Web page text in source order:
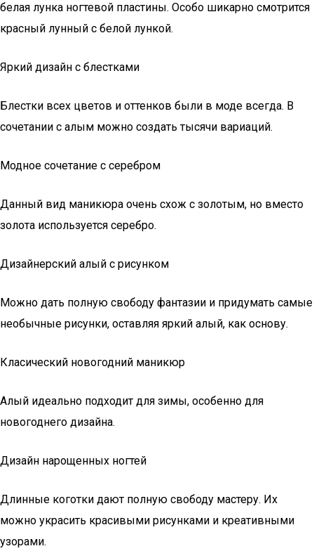
белая лунка ногтевой пластины. Особо шикарно смотрится
красный лунный с белой лункой.
Яркий дизайн с блестками
Блестки всех цветов и оттенков были в моде всегда. В
сочетании с алым можно создать тысячи вариаций.
Модное сочетание с серебром
Данный вид маникюра очень схож с золотым, но вместо
золота используется серебро.
Дизайнерский алый с рисунком
Можно дать полную свободу фантазии и придумать самые
необычные рисунки, оставляя яркий алый, как основу.
Класический новогодний маникюр
Алый идеально подходит для зимы, особенно для
новогоднего дизайна.
Дизайн нарощенных ногтей
Длинные коготки дают полную свободу мастеру. Их
можно украсить красивыми рисунками и креативными
узорами.